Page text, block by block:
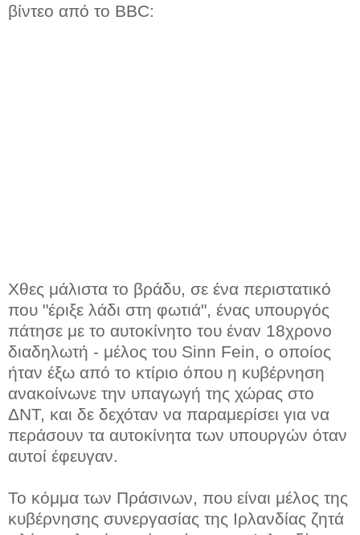
βίντεο από το BBC:
Χθες μάλιστα το βράδυ, σε ένα περιστατικό
που "έριξε λάδι στη φωτιά", ένας υπουργός
πάτησε με το αυτοκίνητο του έναν 18χρονο
διαδηλωτή - μέλος του Sinn Fein, ο οποίος
ήταν έξω από το κτίριο όπου η κυβέρνηση
ανακοίνωνε την υπαγωγή της χώρας στο
ΔΝΤ, και δε δεχόταν να παραμερίσει για να
περάσουν τα αυτοκίνητα των υπουργών όταν
αυτοί έφευγαν.
Το κόμμα των Πράσινων, που είναι μέλος της
κυβέρνησης συνεργασίας της Ιρλανδίας ζητά